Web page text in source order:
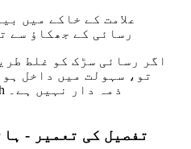
علامت کے خاکے میں
رسائی کے جھکاؤ سے
اگر رسائی سڑک کو غلط
تو، سہولت میں داخل
ہوں گی، جس کے لیے Cherish ذمہ دار نہیں ہے۔
تفصیل کی تعمیر -